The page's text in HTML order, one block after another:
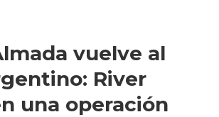
vuelve al
River
una operación